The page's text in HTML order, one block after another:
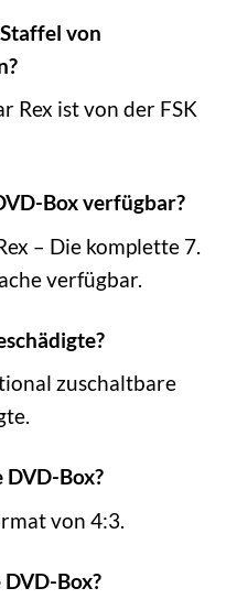
von
Rex ist von der FSK
Box verfügbar?
– Die komplette 7.
verfügbar.
zuschaltbare
Box?
von 4:3.
Box?